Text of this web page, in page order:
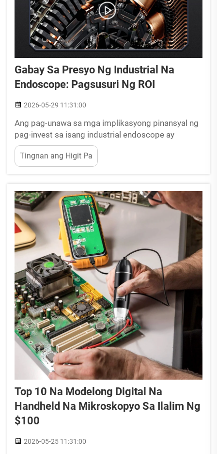
Gabay Sa Presyo Ng Industrial Na
Endoscope: Pagsusuri Ng ROI
2026-05-29 11:31:00
Ang pag-unawa sa mga implikasyong pinansyal ng
pag-invest sa isang industrial endoscope ay
nangangailangan ng maingat na pagsusuri sa
parehong paunang gastos at pangmatagalang kita.
Ang mga sopistikadong kagamitang ito para sa
investment na kapital para sa mga negosyo...
Tingnan ang Higit Pa
Top 10 Na Modelong Digital Na
Handheld Na Mikroskopyo Sa Ilalim Ng
$100
2026-05-25 11:31:00